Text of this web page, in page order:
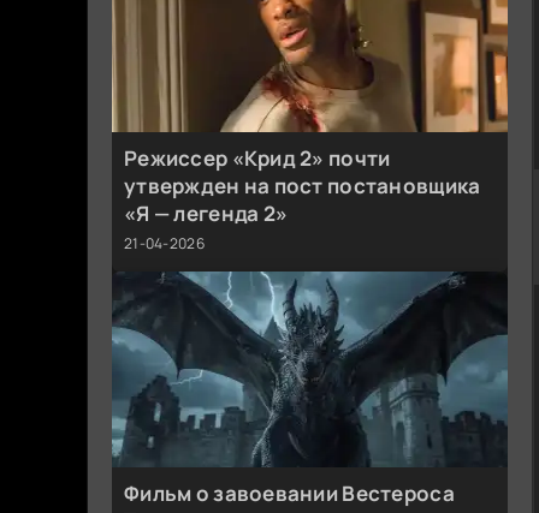
Режиссер «Крид 2» почти
утвержден на пост постановщика
«Я — легенда 2»
21-04-2026
Фильм о завоевании Вестероса